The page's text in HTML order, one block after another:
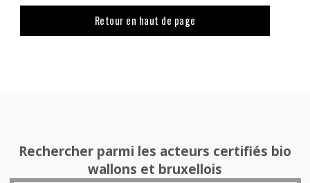
Retour en haut de page
Rechercher parmi les acteurs certifiés bio
wallons et bruxellois